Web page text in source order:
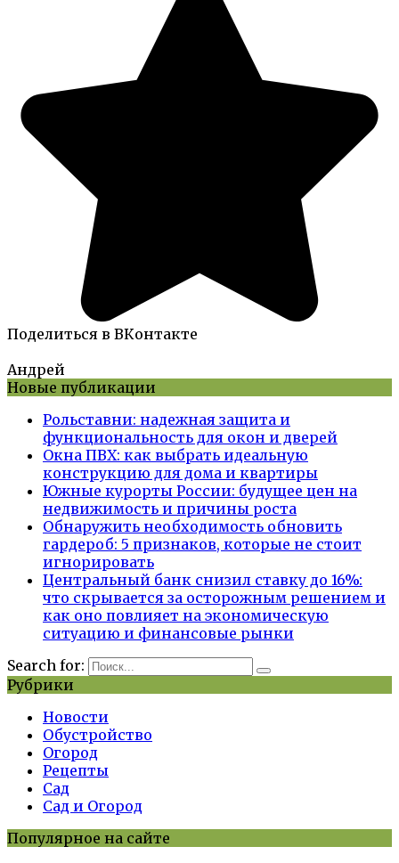
Поделиться в ВКонтакте
Андрей
Новые публикации
Рольставни: надежная защита и
функциональность для окон и дверей
Окна ПВХ: как выбрать идеальную
конструкцию для дома и квартиры
Южные курорты России: будущее цен на
недвижимость и причины роста
Обнаружить необходимость обновить
гардероб: 5 признаков, которые не стоит
игнорировать
Центральный банк снизил ставку до 16%:
что скрывается за осторожным решением и
как оно повлияет на экономическую
ситуацию и финансовые рынки
Search for:
Рубрики
Новости
Обустройство
Огород
Рецепты
Сад
Сад и Огород
Популярное на сайте